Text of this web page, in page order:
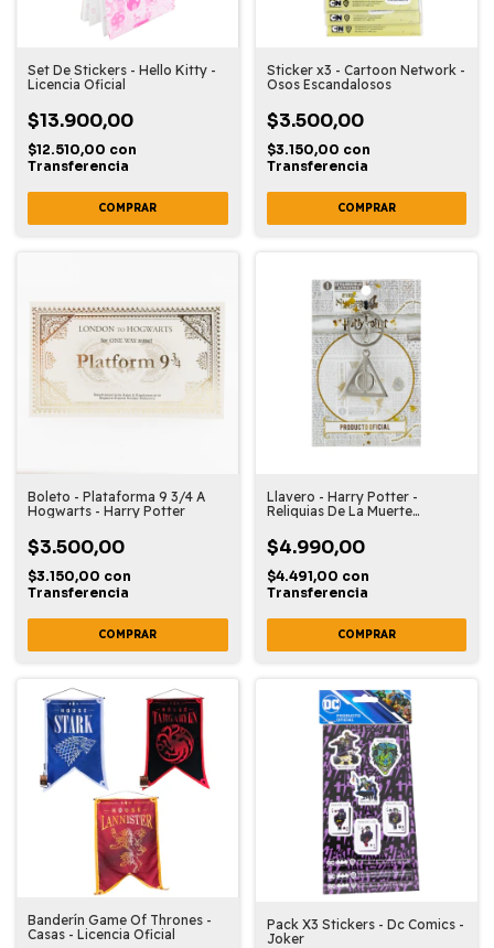
Set De Stickers - Hello Kitty -
Licencia Oficial
$13.900,00
$12.510,00 con
Transferencia
Sticker x3 - Cartoon Network -
Osos Escandalosos
$3.500,00
$3.150,00 con
Transferencia
Boleto - Plataforma 9 3/4 A
Hogwarts - Harry Potter
$3.500,00
$3.150,00 con
Transferencia
Llavero - Harry Potter -
Reliquias De La Muerte
$4.990,00
$4.491,00 con
Transferencia
Banderín Game Of Thrones -
Casas - Licencia Oficial
Pack X3 Stickers - Dc Comics -
Joker